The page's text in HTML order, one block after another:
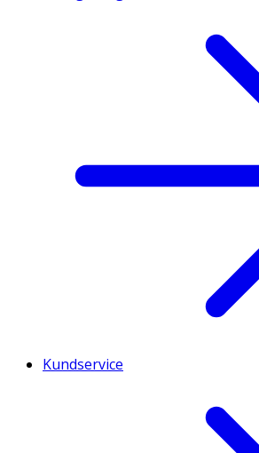
Kundservice